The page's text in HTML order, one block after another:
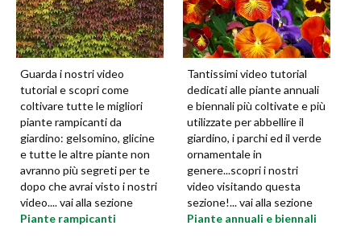
Guarda i nostri video
tutorial e scopri come
coltivare tutte le migliori
piante rampicanti da
giardino: gelsomino, glicine
e tutte le altre piante non
avranno più segreti per te
dopo che avrai visto i nostri
video.... vai alla sezione
Piante rampicanti
Tantissimi video tutorial
dedicati alle piante annuali
e biennali più coltivate e più
utilizzate per abbellire il
giardino, i parchi ed il verde
ornamentale in
genere...scopri i nostri
video visitando questa
sezione!... vai alla sezione
Piante annuali e biennali